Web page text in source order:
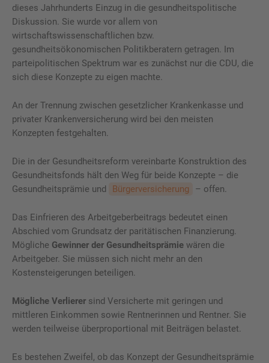
dieses Jahrhunderts Einzug in die gesundheitspolitische
Diskussion. Sie wurde vor allem von
wirtschaftswissenschaftlichen bzw.
gesundheitsökonomischen Politikberatern getragen. Im
parteipolitischen Spektrum war es zunächst nur die CDU, die
sich diese Konzepte zu eigen machte.
An der Trennung zwischen gesetzlicher Krankenkasse und
privater Krankenversicherung wird bei den meisten
Konzepten festgehalten.
Die in der Gesundheitsreform vereinbarte Konstruktion des
Gesundheitsfonds hält den Weg für beide Konzepte – die
Gesundheitsprämie und
Bürgerversicherung – offen.
Das Einfrieren des Arbeitgeberbeitrags bedeutet einen
Abschied vom Grundsatz der paritätischen Finanzierung.
Mögliche Gewinner der Gesundheitsprämie wären die
Arbeitgeber. Sie müssen sich nicht mehr an den
Kostensteigerungen beteiligen.
Mögliche Verlierer sind Versicherte mit geringen und
mittleren Einkommen sowie Rentnerinnen und Rentner. Sie
werden teilweise überproportional mit Beiträgen belastet.
Es bestehen Zweifel, ob das Konzept der Gesundheitsprämie